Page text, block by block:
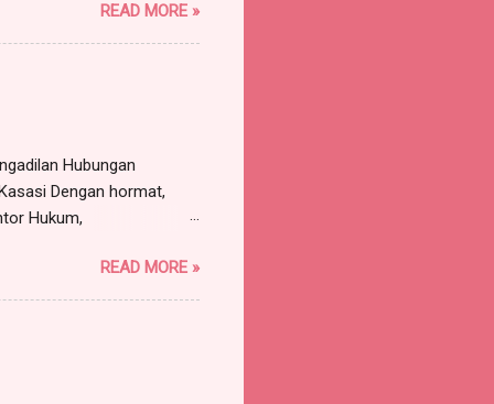
Sekretaris Serikat
Bersama, beralamat
READ MORE »
Hubungan
Dengan hormat,
Hukum,
dan atas nama PT
Bogor, dengan ini
READ MORE »